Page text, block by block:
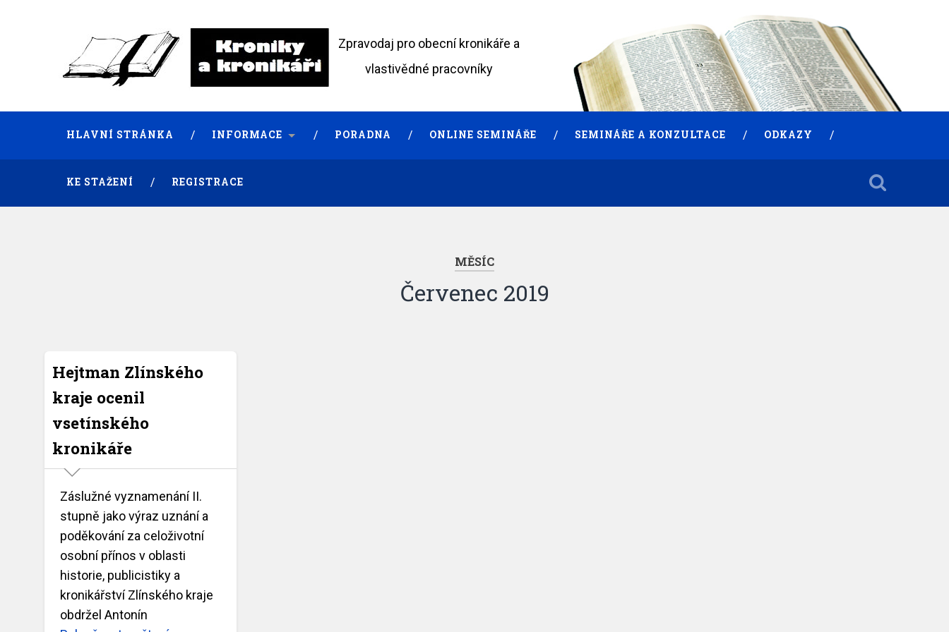
Zpravodaj pro obecní kronikáře a
vlastivědné pracovníky
HLAVNÍ STRÁNKA INFORMACE PORADNA ONLINE SEMINÁŘE SEMINÁŘE A KONZULTACE ODKAZY
KE STAŽENÍ REGISTRACE
MĚSÍC
Červenec 2019
Hejtman Zlínského
kraje ocenil
vsetínského
kronikáře
Záslužné vyznamenání II.
stupně jako výraz uznání a
poděkování za celoživotní
osobní přínos v oblasti
historie, publicistiky a
kronikářství Zlínského kraje
obdržel Antonín